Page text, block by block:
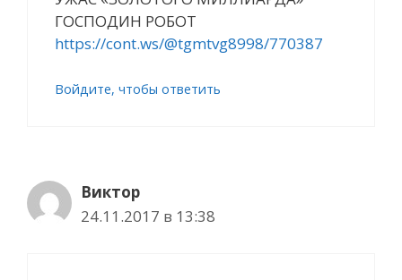
ГОСПОДИН РОБОТ
https://cont.ws/@tgmtvg8998/770387
Войдите, чтобы ответить
Виктор
24.11.2017 в 13:38